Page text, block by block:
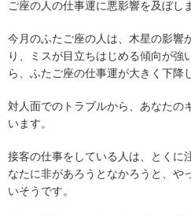
ご座の人の仕事運に悪影響を及ぼし
今月のふたご座の人は、木星の影響
り、ミスが目立ちはじめる傾向が強
ら、ふたご座の仕事運が大きく下降
対人面でのトラブルから、あなたの
います。
接客の仕事をしている人は、とくに
なたに非があろうとなかろうと、や
いそうです。